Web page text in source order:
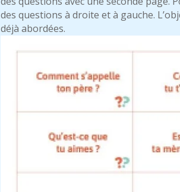
des questions à droite et à gauche.
déjà abordées.